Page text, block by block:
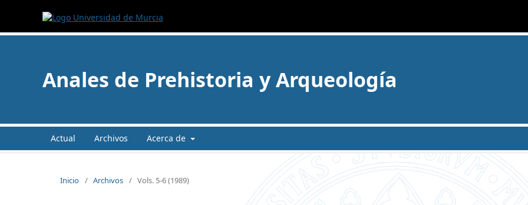
Anales de Prehistoria y Arqueología
Actual Archivos Acerca de
Inicio / Archivos / Vols. 5-6 (1989)